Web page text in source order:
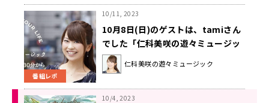
番組レポ
10/11, 2023
10月8日(日)のゲストは、tamiさん
でした「仁科美咲の遊々ミュージッ
ク」
仁科美咲の遊々ミュージック
10/4, 2023